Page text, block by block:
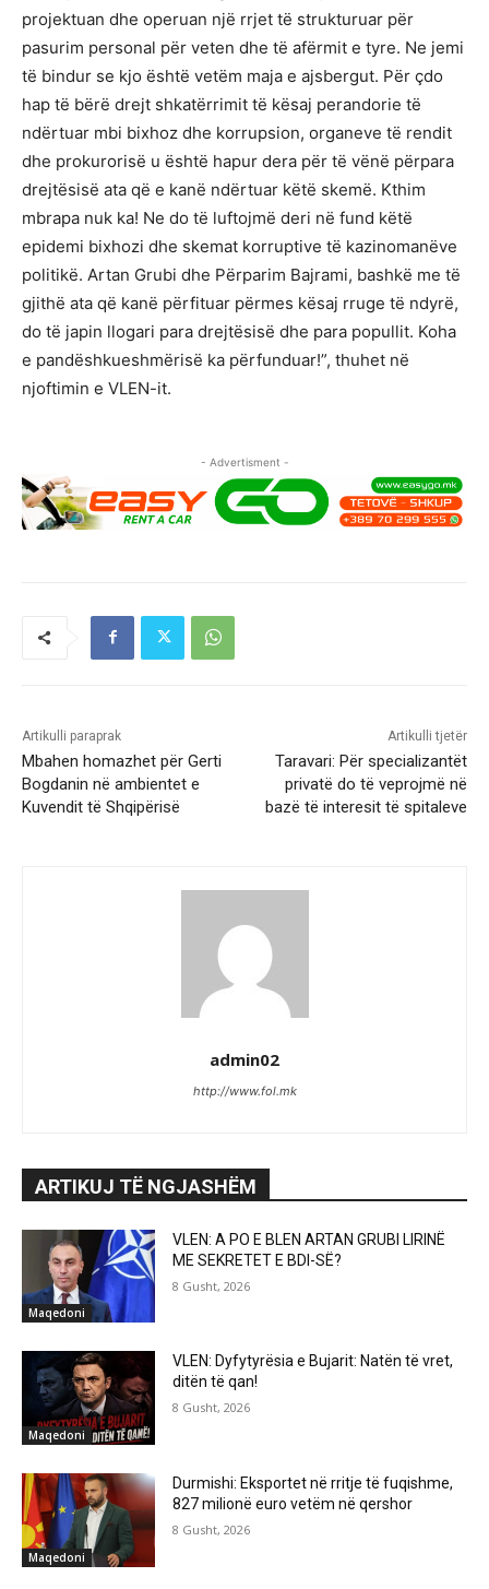
projektuan dhe operuan një rrjet të strukturuar për
pasurim personal për veten dhe të afërmit e tyre. Ne jemi
të bindur se kjo është vetëm maja e ajsbergut. Për çdo
hap të bërë drejt shkatërrimit të kësaj perandorie të
ndërtuar mbi bixhoz dhe korrupsion, organeve të rendit
dhe prokurorisë u është hapur dera për të vënë përpara
drejtësisë ata që e kanë ndërtuar këtë skemë. Kthim
mbrapa nuk ka! Ne do të luftojmë deri në fund këtë
epidemi bixhozi dhe skemat korruptive të kazinomanëve
politikë. Artan Grubi dhe Përparim Bajrami, bashkë me të
gjithë ata që kanë përfituar përmes kësaj rruge të ndyrë,
do të japin llogari para drejtësisë dhe para popullit. Koha
e pandëshkueshmërisë ka përfunduar!”, thuhet në
njoftimin e VLEN-it.
- Advertisment -
Artikulli paraprak
Mbahen homazhet për Gerti
Bogdanin në ambientet e
Kuvendit të Shqipërisë
Artikulli tjetër
Taravari: Për specializantët
privatë do të veprojmë në
bazë të interesit të spitaleve
admin02
http://www.fol.mk
ARTIKUJ TË NGJASHËM
Maqedoni
VLEN: A PO E BLEN ARTAN GRUBI LIRINË
ME SEKRETET E BDI-SË?
8 Gusht, 2026
Maqedoni
VLEN: Dyfytyrësia e Bujarit: Natën të vret,
ditën të qan!
8 Gusht, 2026
Maqedoni
Durmishi: Eksportet në rritje të fuqishme,
827 milionë euro vetëm në qershor
8 Gusht, 2026